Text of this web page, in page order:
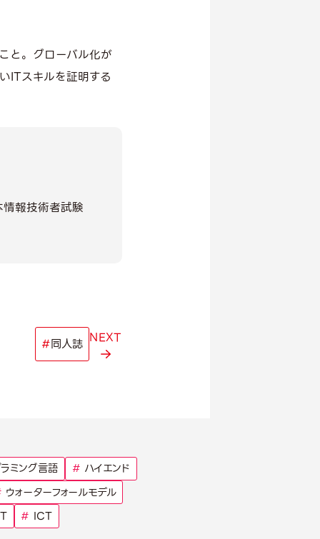
と。グローバル化が
ITスキルを証明する
報技術者試験
#同人誌 NEXT
ミング言語 # ハイエンド
ウォーターフォールモデル
# ICT